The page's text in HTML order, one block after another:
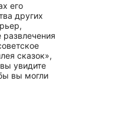
его
других
развлечения
сказок»,
увидите
вы могли